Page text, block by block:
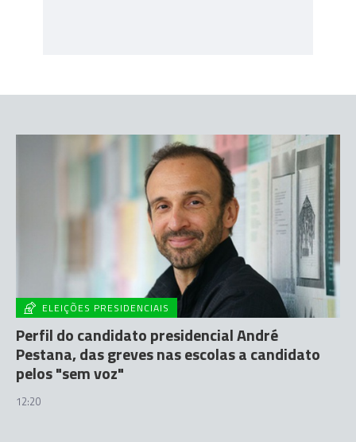
ELEIÇÕES PRESIDENCIAIS
Perfil do candidato presidencial André
Pestana, das greves nas escolas a candidato
pelos "sem voz"
12:20